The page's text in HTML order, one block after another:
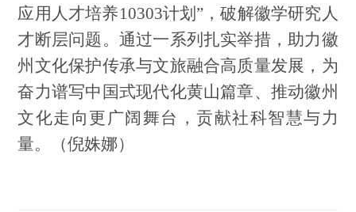
应用人才培养10303计划”，破解徽学研究人
才断层问题。通过一系列扎实举措，助力徽
州文化保护传承与文旅融合高质量发展，为
奋力谱写中国式现代化黄山篇章、推动徽州
文化走向更广阔舞台，贡献社科智慧与力
量。（倪姝娜）